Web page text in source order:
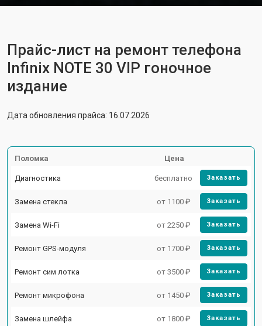
Прайс-лист на ремонт телефона
Infinix NOTE 30 VIP гоночное
издание
Дата обновления прайса: 16.07.2026
Поломка Цена
Диагностика бесплатно Заказать
Замена стекла от 1100 ₽ Заказать
Замена Wi-Fi от 2250 ₽ Заказать
Ремонт GPS-модуля от 1700 ₽ Заказать
Ремонт сим лотка от 3500 ₽ Заказать
Ремонт микрофона от 1450 ₽ Заказать
Замена шлейфа от 1800 ₽ Заказать